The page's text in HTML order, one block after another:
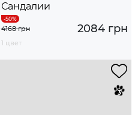
Сандалии
2084 грн
4168 грн
1 цвет